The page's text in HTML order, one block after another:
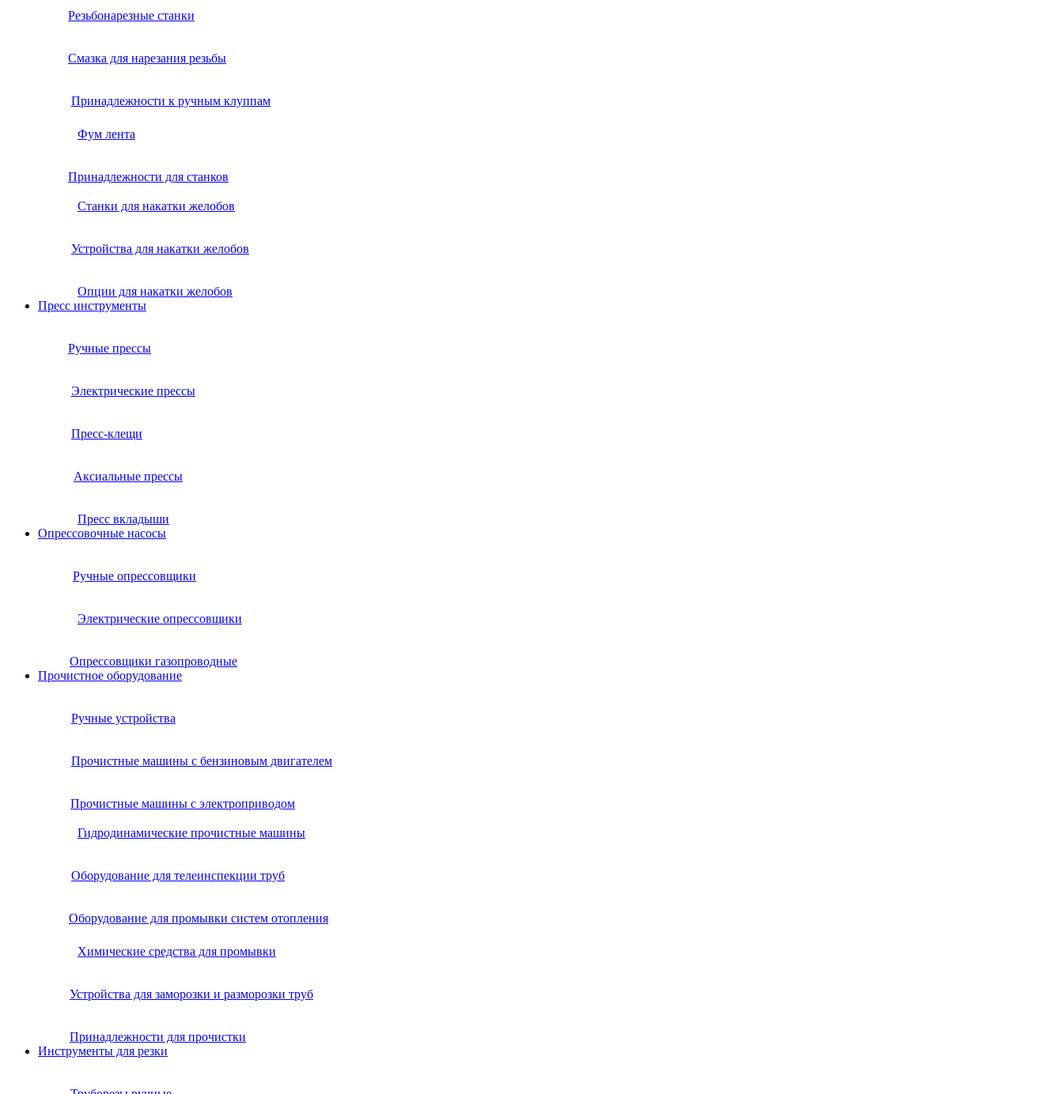
Резьбонарезные станки
Смазка для нарезания резьбы
Принадлежности к ручным клуппам
Фум лента
Принадлежности для станков
Станки для накатки желобов
Устройства для накатки желобов
Опции для накатки желобов
Пресс инструменты
Ручные прессы
Электрические прессы
Пресс-клещи
Аксиальные прессы
Пресс вкладыши
Опрессовочные насосы
Ручные опрессовщики
Электрические опрессовщики
Опрессовщики газопроводные
Прочистное оборудование
Ручные устройства
Прочистные машины с бензиновым двигателем
Прочистные машины с электроприводом
Гидродинамические прочистные машины
Оборудование для телеинспекции труб
Оборудование для промывки систем отопления
Химические средства для промывки
Устройства для заморозки и разморозки труб
Принадлежности для прочистки
Инструменты для резки